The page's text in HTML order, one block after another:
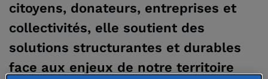
citoyens, donateurs, entreprises et
collectivités, elle soutient des
solutions structurantes et durables
face aux enjeux de notre territoire